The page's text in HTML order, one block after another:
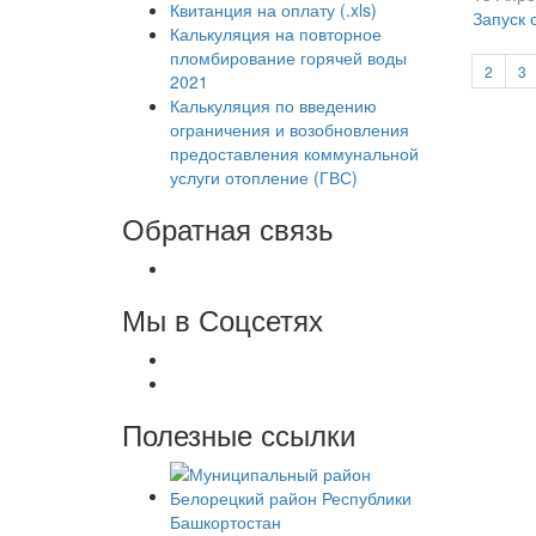
Запуск
2 3
Квитанция на оплату (.xls)
Калькуляция на повторное
пломбирование горячей воды
2021
Калькуляция по введению
ограничения и возобновления
предоставления коммунальной
услуги отопление (ГВС)
Обратная связь
Мы в Соцсетях
Полезные ссылки